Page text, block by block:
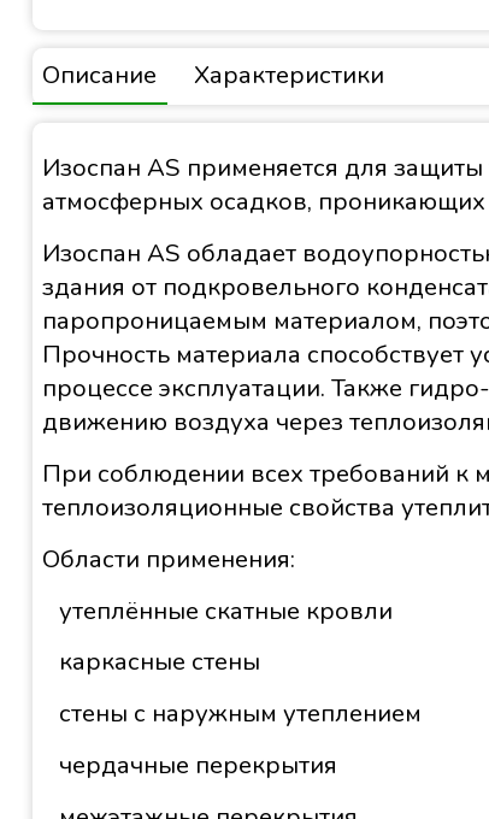
Описание Характеристики
Изоспан AS применяется для защиты
атмосферных осадков,
Изоспан AS обладает
здания от подкровельного
паропроницаемым материалом,
Прочность материала способствует
процессе эксплуатации. Также
движению воздуха через
При соблюдении всех требований к
теплоизоляционные свойства
Области применения:
утеплённые скатные кровли
каркасные стены
стены с наружным утеплением
чердачные перекрытия